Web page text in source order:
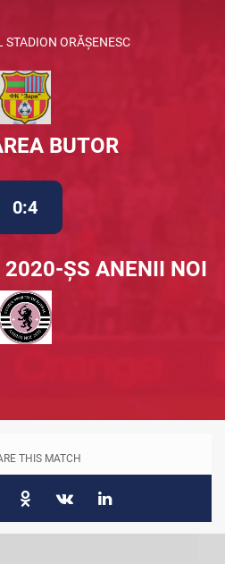
STADION ORĂȘENESC
BUTOR
0:4
2020-ȘS ANENII NOI
THIS MATCH